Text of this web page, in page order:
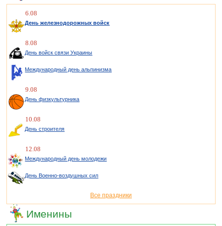
6.08
День железнодорожных войск
8.08
День войск связи Украины
Международный день альпинизма
9.08
День физкультурника
10.08
День строителя
12.08
Международный день молодежи
День Военно-воздушных сил
Все праздники
Именины